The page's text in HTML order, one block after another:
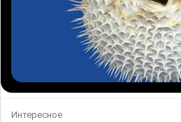
Интересное